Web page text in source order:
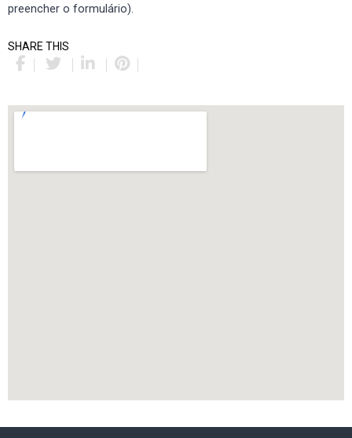
preencher o formulário).
SHARE THIS